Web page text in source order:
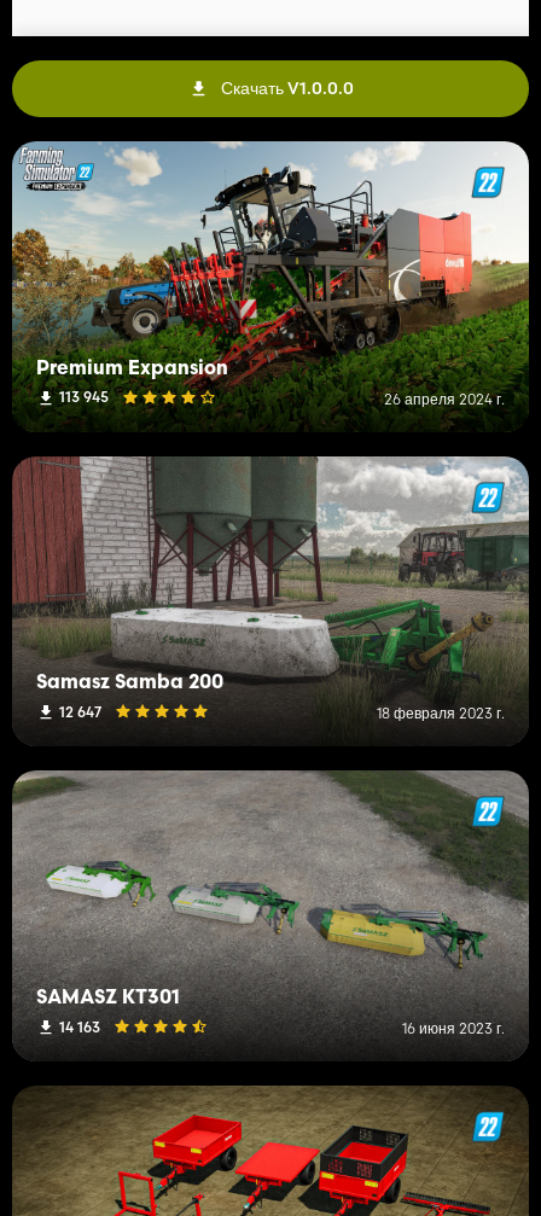
Скачать V1.0.0.0
Premium Expansion
113 945 26 апреля 2024 г.
Samasz Samba 200
12 647 18 февраля 2023 г.
SAMASZ KT301
14 163 16 июня 2023 г.